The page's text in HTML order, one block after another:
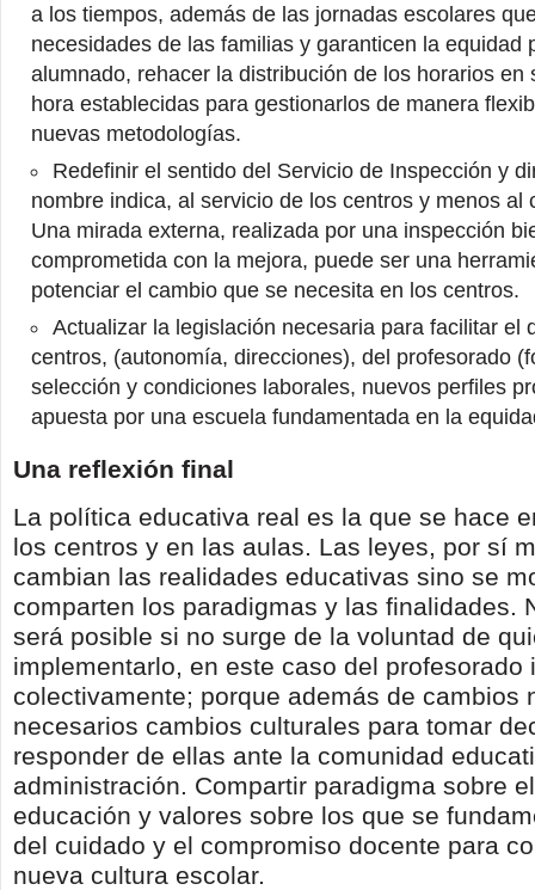
a los tiempos, además de las jornadas escolares
necesidades de las familias y garanticen la equidad
alumnado, rehacer la distribución de los horarios en
hora establecidas para gestionarlos de manera
nuevas metodologías.
Redefinir el sentido del Servicio de Inspección y
nombre indica, al servicio de los centros y menos al
Una mirada externa, realizada por una inspección
comprometida con la mejora, puede ser una
potenciar el cambio que se necesita en los centros.
Actualizar la legislación necesaria para facilitar el
centros, (autonomía, direcciones), del profesorado
selección y condiciones laborales, nuevos perfiles
apuesta por una escuela fundamentada en la
Una reflexión final
La política educativa real es la que se hace
los centros y en las aulas. Las leyes, por sí
cambian las realidades educativas sino se
comparten los paradigmas y las finalidades.
será posible si no surge de la voluntad de
implementarlo, en este caso del profesorado
colectivamente; porque además de cambios
necesarios cambios culturales para tomar
responder de ellas ante la comunidad
administración. Compartir paradigma sobre
educación y valores sobre los que se
del cuidado y el compromiso docente para
nueva cultura escolar.